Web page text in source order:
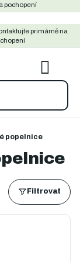
pochopení
primárně na
KOŠÍK
popelnice
Filtrovat